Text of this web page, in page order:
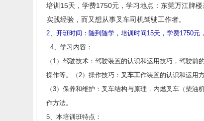
培训15天，学费1750元，学习地点：东莞万江牌
实践经验，而又想从事叉车司机驾驶工作者。
2、开班时间：随到随学，培训时间15天，学费1750元，
4、学习内容：
（1）驾驶技术：驾驶装置的认识和运用技巧，驾驶
操作等。（2）操作技巧：叉 车工作装置的认识和运用
（3）保养和维护：叉车结构与原理，内燃叉车（柴
作方法。
5、本培训班特点：